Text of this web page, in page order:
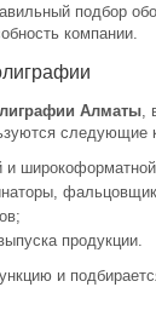
подбор
компании.
Алматы,
следующие
широкоформатной
продукции.
и